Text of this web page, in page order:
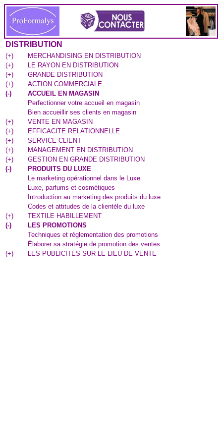
DISTRIBUTION
(+)
MERCHANDISING EN DISTRIBUTION
(+)
LE RAYON EN DISTRIBUTION
(+)
GRANDE DISTRIBUTION
(+)
ACTION COMMERCIALE
(-)
ACCUEIL EN MAGASIN
Perfectionner votre accueil en magasin
Bien accueillir ses clients en magasin
(+)
VENTE EN MAGASIN
(+)
EFFICACITE RELATIONNELLE
(+)
SERVICE CLIENT
(+)
MANAGEMENT EN DISTRIBUTION
(+)
GESTION EN GRANDE DISTRIBUTION
(-)
PRODUITS DU LUXE
Le marketing opérationnel dans le Luxe
Luxe, parfums et cosmétiques
Introduction au marketing des produits du luxe
Codes et attitudes de la clientèle du luxe
(+)
TEXTILE HABILLEMENT
(-)
LES PROMOTIONS
Techniques et réglementation des promotions
Élaborer sa stratégie de promotion des ventes
(+) LES PUBLICITES SUR LE LIEU DE VENTE